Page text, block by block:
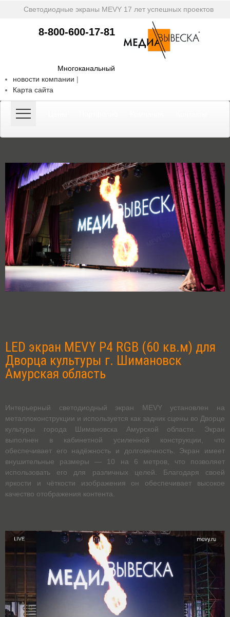
Светодиодные экраны MEVY 17 лет успешных проектов
8-800-600-17-81
Многоканальный
новости компании |
Карта сайта
LED экран MEVY P4 RGB (60 кв.м) для
Дворца культуры г. Шимановск
Амурская область
Интерьерный светодиодный экран MEVY установлен на
металлоконструкции и используется как задник сцены во Дворце
культуры города Шимановска Амурской области. Экран
выполнен в кабинетной усиленной конструкции, что
обеспечивает его надёжность и долговечность. Экран имеет
внушительные размеры — 10 на 6 метров, что позволяет
использовать его для различных целей. Благодаря своей
яркости и чёткости изображения он обеспечивает высокое
качество отображения контента.